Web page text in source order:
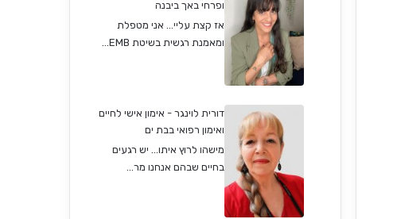
ופרחי באך ביבנה
אז קצת עליי... אני מטפלת
ומאמנת רגשית בשיטת EMB...
דורית לוינגר - אימון אישי לחיים
ואימון רפואי בבת ים
מישהו לרוץ איתו... יש רגעים
בחיים שבהם אנחנו מר...